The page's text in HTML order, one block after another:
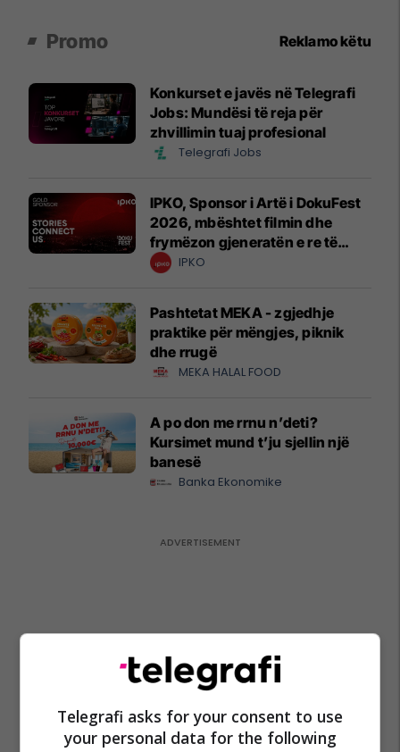
Promo Reklamo këtu
Konkurset e javës në Telegrafi
Jobs: Mundësi të reja për
zhvillimin tuaj profesional
Telegrafi Jobs
IPKO, Sponsor i Artë i DokuFest
2026, mbështet filmin dhe
frymëzon gjeneratën e re të
krijuesve
IPKO
Pashtetat MEKA - zgjedhje
praktike për mëngjes, piknik
dhe rrugë
MEKA HALAL FOOD
A po don me rrnu n’deti?
Kursimet mund t’ju sjellin një
banesë
Banka Ekonomike
Telegrafi asks for your consent to use
your personal data for the following